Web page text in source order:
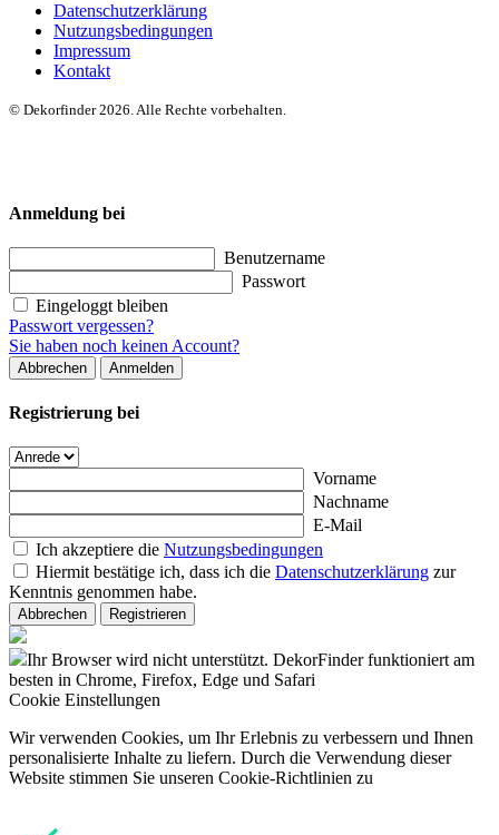
Datenschutzerklärung
Nutzungsbedingungen
Impressum
Kontakt
© Dekorfinder 2026. Alle Rechte vorbehalten.
Anmeldung bei
Benutzername
Passwort
Eingeloggt bleiben
Passwort vergessen?
Sie haben noch keinen Account?
Abbrechen Anmelden
Registrierung bei
Vorname
Nachname
E-Mail
Ich akzeptiere die Nutzungsbedingungen
Hiermit bestätige ich, dass ich die Datenschutzerklärung zur
Kenntnis genommen habe.
Abbrechen Registrieren
Ihr Browser wird nicht unterstützt. DekorFinder funktioniert am
besten in Chrome, Firefox, Edge und Safari
Cookie Einstellungen
Wir verwenden Cookies, um Ihr Erlebnis zu verbessern und Ihnen
personalisierte Inhalte zu liefern. Durch die Verwendung dieser
Website stimmen Sie unseren Cookie-Richtlinien zu